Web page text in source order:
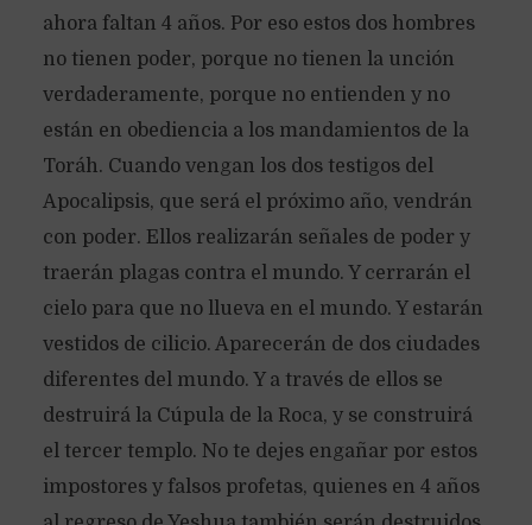
ahora faltan 4 años. Por eso estos dos hombres
no tienen poder, porque no tienen la unción
verdaderamente, porque no entienden y no
están en obediencia a los mandamientos de la
Toráh. Cuando vengan los dos testigos del
Apocalipsis, que será el próximo año, vendrán
con poder. Ellos realizarán señales de poder y
traerán plagas contra el mundo. Y cerrarán el
cielo para que no llueva en el mundo. Y estarán
vestidos de cilicio. Aparecerán de dos ciudades
diferentes del mundo. Y a través de ellos se
destruirá la Cúpula de la Roca, y se construirá
el tercer templo. No te dejes engañar por estos
impostores y falsos profetas, quienes en 4 años